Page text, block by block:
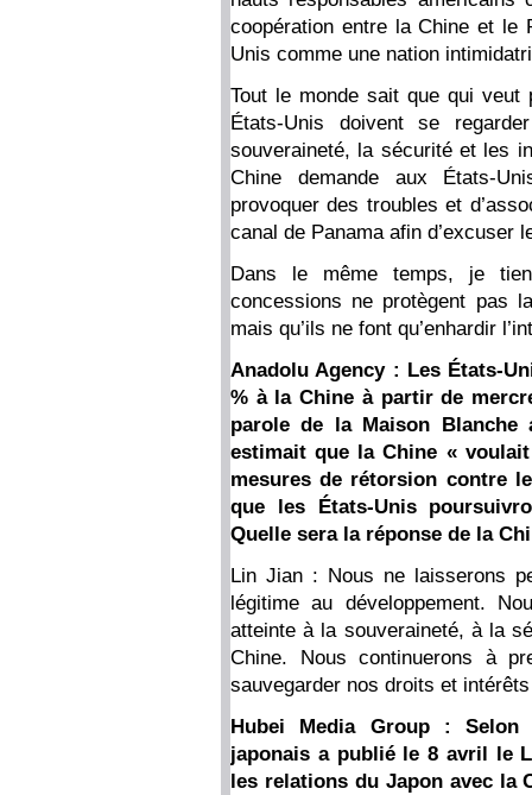
coopération entre la Chine et le
Unis comme une nation
Tout le monde sait que qui
États-Unis doivent se
souveraineté, la sécurité et les
Chine demande aux États-
provoquer des troubles et
canal de Panama afin d’excuser
Dans le même temps, je
concessions ne protègent pas
mais qu’ils ne font qu’enhardir
Anadolu Agency : Les États-
% à la Chine à partir de
parole de la Maison Blanche
estimait que la Chine «
mesures de rétorsion contre
que les États-Unis
Quelle sera la réponse de la
Lin Jian : Nous ne laisserons
légitime au développement.
atteinte à la souveraineté, à la
Chine. Nous continuerons à
sauvegarder nos droits et
Hubei Media Group : Selon
japonais a publié le 8 avril le
les relations du Japon avec la